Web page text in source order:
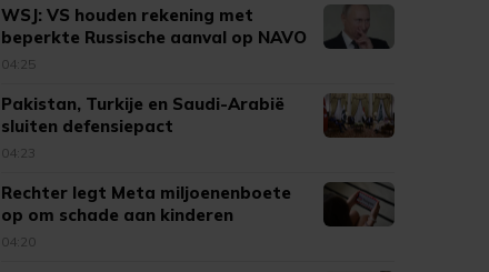
WSJ: VS houden rekening met
beperkte Russische aanval op NAVO
04:25
Pakistan, Turkije en Saudi-Arabië
sluiten defensiepact
04:23
Rechter legt Meta miljoenenboete
op om schade aan kinderen
04:20